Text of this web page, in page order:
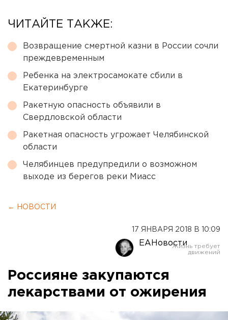
ЧИТАЙТЕ ТАКЖЕ:
Возвращение смертной казни в России сочли
преждевременным
Ребенка на электросамокате сбили в
Екатеринбурге
Ракетную опасность объявили в
Свердловской области
Ракетная опасность угрожает Челябинской
области
Челябинцев предупредили о возможном
выходе из берегов реки Миасс
← НОВОСТИ
17 ЯНВАРЯ 2018 В 10:09
ЕАНовости
Россияне закупаются
лекарствами от ожирения